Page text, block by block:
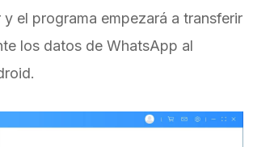
el programa empezará a transferir
los datos de WhatsApp al